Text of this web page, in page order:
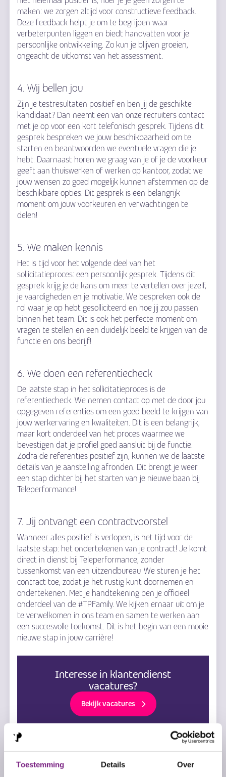
Toestemming Details Over
maken: we zorgen altijd voor constructieve feedback.
Deze feedback helpt je om te begrijpen waar
verbeterpunten liggen en biedt handvatten voor je
persoonlijke ontwikkeling. Zo kun je blijven groeien,
ongeacht de uitkomst van het assessment.
4. Wij bellen jou
Zijn je testresultaten positief en ben jij de geschikte
kandidaat? Dan neemt een van onze recruiters contact
met je op voor een kort telefonisch gesprek. Tijdens dit
gesprek bespreken we jouw beschikbaarheid om te
starten en beantwoorden we eventuele vragen die je
hebt. Daarnaast horen we graag van je of je de voorkeur
geeft aan thuiswerken of werken op kantoor, zodat we
jouw wensen zo goed mogelijk kunnen afstemmen op de
beschikbare opties. Dit gesprek is een belangrijk
moment om jouw voorkeuren en verwachtingen te
delen!
5. We maken kennis
Het is tijd voor het volgende deel van het
sollicitatieproces: een persoonlijk gesprek. Tijdens dit
gesprek krijg je de kans om meer te vertellen over jezelf,
je vaardigheden en je motivatie. We bespreken ook de
rol waar je op hebt gesolliciteerd en hoe jij zou passen
binnen het team. Dit is ook het perfecte moment om
vragen te stellen en een duidelijk beeld te krijgen van de
functie en ons bedrijf!
6. We doen een referentiecheck
De laatste stap in het sollicitatieproces is de
referentiecheck. We nemen contact op met de door jou
opgegeven referenties om een goed beeld te krijgen van
jouw werkervaring en kwaliteiten. Dit is een belangrijk,
maar kort onderdeel van het proces waarmee we
bevestigen dat je profiel goed aansluit bij de functie.
Zodra de referenties positief zijn, kunnen we de laatste
details van je aanstelling afronden. Dit brengt je weer
een stap dichter bij het starten van je nieuwe baan bij
Teleperformance!
7. Jij ontvangt een contractvoorstel
Wanneer alles positief is verlopen, is het tijd voor de
laatste stap: het ondertekenen van je contract! Je komt
direct in dienst bij Teleperformance, zonder
tussenkomst van een uitzendbureau. We sturen je het
contract toe, zodat je het rustig kunt doornemen en
ondertekenen. Met je handtekening ben je officieel
onderdeel van de #TPFamily. We kijken ernaar uit om je
te verwelkomen in ons team en samen te werken aan
een succesvolle toekomst. Dit is het begin van een mooie
nieuwe stap in jouw carrière!
Interesse in klantendienst
vacatures?
Bekijk vacatures
Kan ik telefonisch of via de mail
solliciteren?